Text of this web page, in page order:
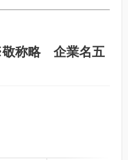
称略 企業名五